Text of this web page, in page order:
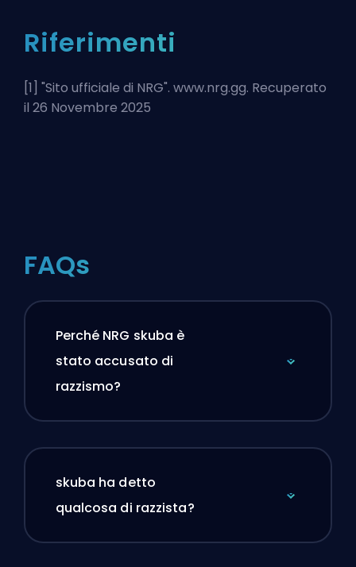
Riferimenti
[1] "Sito ufficiale di NRG". www.nrg.gg. Recuperato
il 26 Novembre 2025
FAQs
Perché NRG skuba è
stato accusato di
razzismo?
skuba ha detto
qualcosa di razzista?